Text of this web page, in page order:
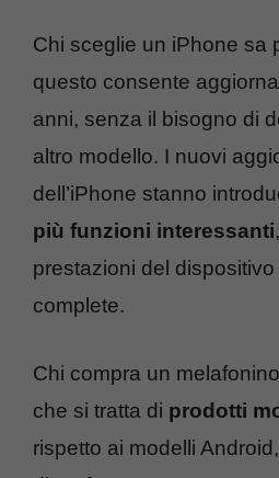
Chi sceglie un iPhone sa
questo consente
anni, senza il bisogno di
altro modello. I nuovi
dell’iPhone stanno
più funzioni interessanti
prestazioni del
complete.
Chi compra un
che si tratta di prodotti
rispetto ai modelli